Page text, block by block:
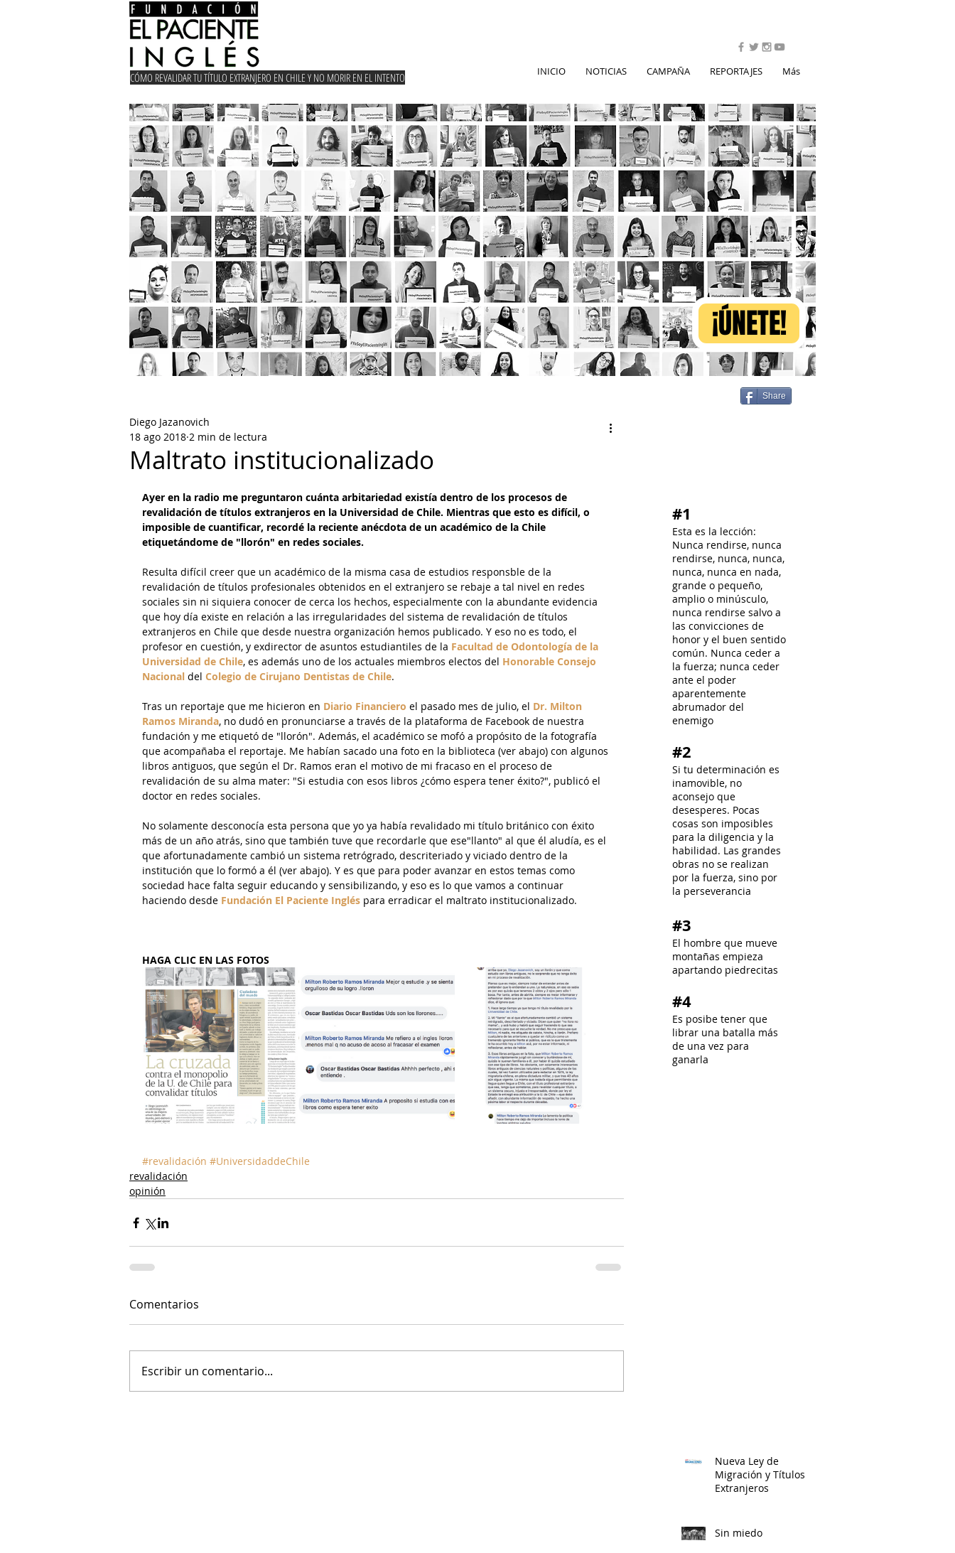
CÓMO REVALIDAR TU TÍTULO EXTRANJERO EN CHILE Y NO MORIR EN EL INTENTO INICIO NOTICIAS CAMPAÑA REPORTAJES Más
¡ÚNETE!
Maltrato institucionalizado
Diego Jazanovich
18 ago 2018 2 min de lectura
Ayer en la radio me preguntaron cuánta arbitariedad existía dentro de los procesos de
revalidación de títulos extranjeros en la Universidad de Chile. Mientras que esto es difícil, o
imposible de cuantificar, recordé la reciente anécdota de un académico de la Chile
etiquetándome de "llorón" en redes sociales.
Resulta difícil creer que un académico de la misma casa de estudios responsble de la
revalidación de títulos profesionales obtenidos en el extranjero se rebaje a tal nivel en redes
sociales sin ni siquiera conocer de cerca los hechos, especialmente con la abundante evidencia
que hoy día existe en relación a las irregularidades del sistema de revalidación de títulos
extranjeros en Chile que desde nuestra organización hemos publicado. Y eso no es todo, el
profesor en cuestión, y exdirector de asuntos estudiantiles de la Facultad de Odontología de la
Universidad de Chile, es además uno de los actuales miembros electos del Honorable Consejo
Nacional del Colegio de Cirujano Dentistas de Chile.
Tras un reportaje que me hicieron en Diario Financiero el pasado mes de julio, el Dr. Milton
Ramos Miranda, no dudó en pronunciarse a través de la plataforma de Facebook de nuestra
fundación y me etiquetó de "llorón". Además, el académico se mofó a propósito de la fotografía
que acompañaba el reportaje. Me habían sacado una foto en la biblioteca (ver abajo) con algunos
libros antiguos, que según el Dr. Ramos eran el motivo de mi fracaso en el proceso de
revalidación de su alma mater: "Si estudia con esos libros ¿cómo espera tener éxito?", publicó el
doctor en redes sociales.
No solamente desconocía esta persona que yo ya había revalidado mi título británico con éxito
más de un año atrás, sino que también tuve que recordarle que ese"llanto" al que él aludía, es el
que afortunadamente cambió un sistema retrógrado, descriteriado y viciado dentro de la
institución que lo formó a él (ver abajo). Y es que para poder avanzar en estos temas como
sociedad hace falta seguir educando y sensibilizando, y eso es lo que vamos a continuar
haciendo desde Fundación El Paciente Inglés para erradicar el maltrato institucionalizado.
HAGA CLIC EN LAS FOTOS
#revalidación #UniversidaddeChile
revalidación
opinión
Comentarios
Escribir un comentario...
Share
#1
Esta es la lección:
Nunca rendirse, nunca
rendirse, nunca, nunca,
nunca, nunca en nada,
grande o pequeño,
amplio o minúsculo,
nunca rendirse salvo a
las convicciones de
honor y el buen sentido
común. Nunca ceder a
la fuerza; nunca ceder
ante el poder
aparentemente
abrumador del
enemigo
#2
Si tu determinación es
inamovible, no
aconsejo que
desesperes. Pocas
cosas son imposibles
para la diligencia y la
habilidad. Las grandes
obras no se realizan
por la fuerza, sino por
la perseverancia
#3
El hombre que mueve
montañas empieza
apartando piedrecitas
#4
Es posibe tener que
librar una batalla más
de una vez para
ganarla
Nueva Ley de
Migración y Títulos
Extranjeros
Sin miedo